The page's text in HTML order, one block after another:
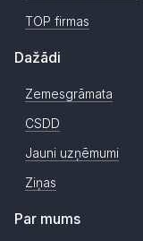
TOP firmas
Dažādi
Zemesgrāmata
CSDD
Jauni uzņēmumi
Ziņas
Par mums